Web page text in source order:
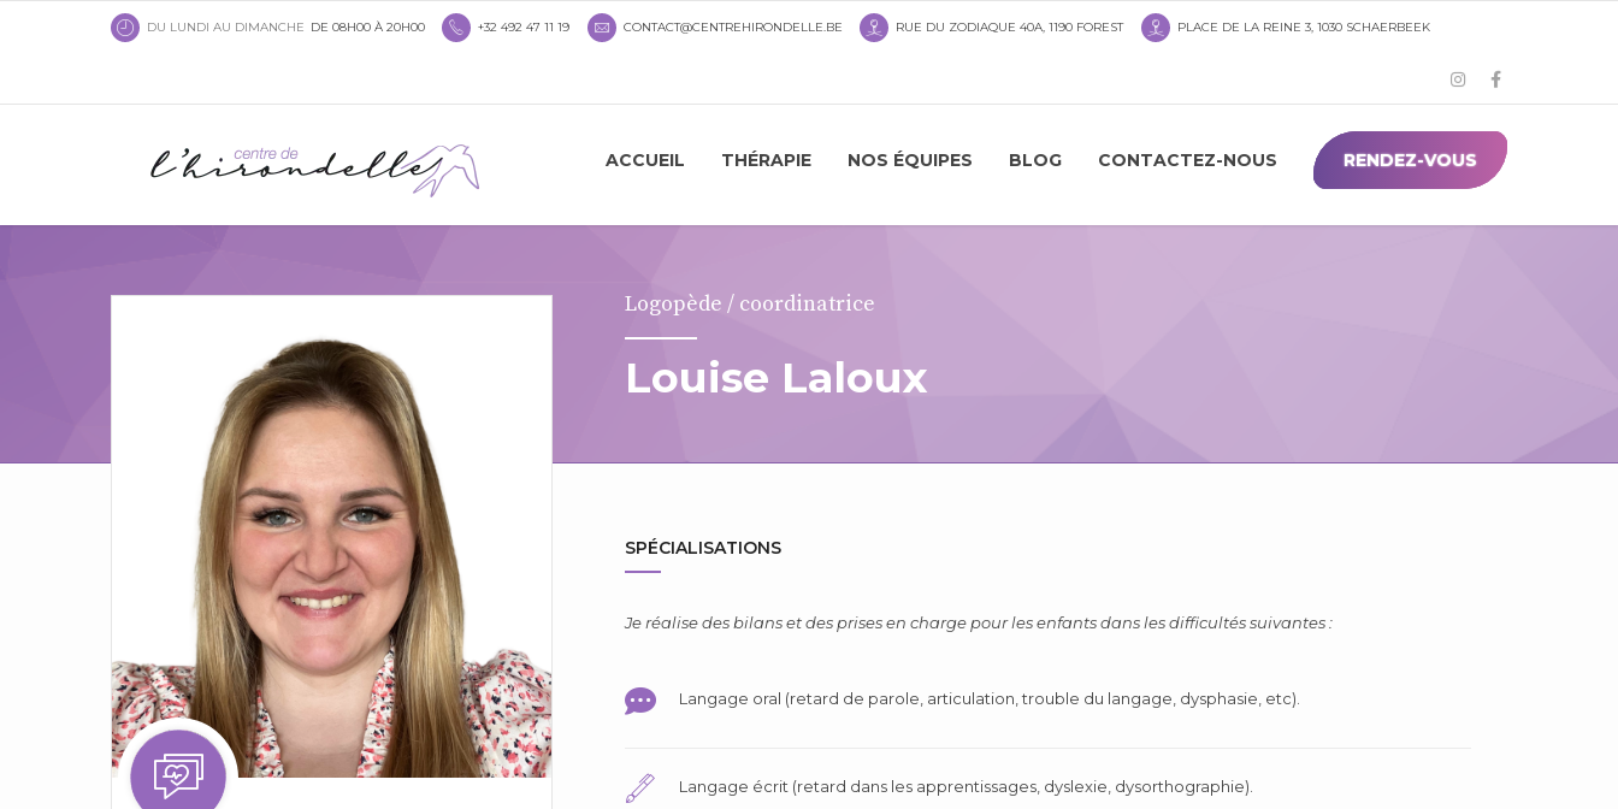
DU LUNDI AU DIMANCHE DE 08H00 À 20H00 +32 492 47 11 19 CONTACT@CENTREHIRONDELLE.BE RUE DU ZODIAQUE 40A, 1190 FOREST PLACE DE LA REINE 3, 1030 SCHAERBEEK
ACCUEIL THÉRAPIE NOS ÉQUIPES BLOG CONTACTEZ-NOUS RENDEZ-VOUS
Logopède / coordinatrice
Louise Laloux
SPÉCIALISATIONS
Je réalise des bilans et des prises en charge pour les enfants dans les difficultés suivantes :
Langage oral (retard de parole, articulation, trouble du langage, dysphasie, etc).
Langage écrit (retard dans les apprentissages, dyslexie, dysorthographie).